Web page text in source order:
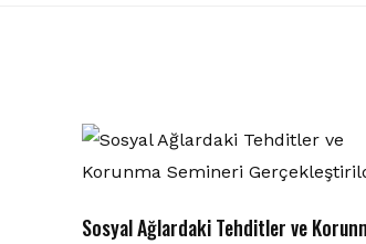
Sosyal Ağlardaki Tehditler ve